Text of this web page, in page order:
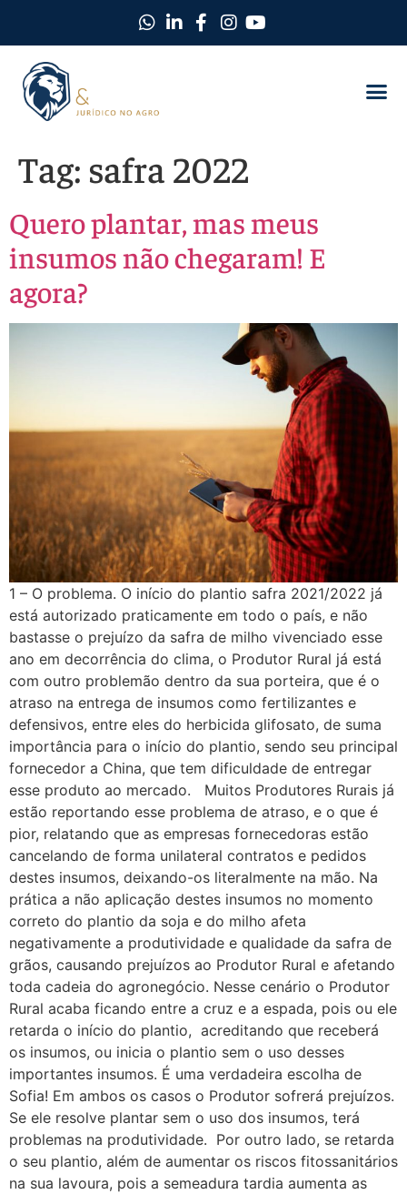
Tag: safra 2022
Quero plantar, mas meus
insumos não chegaram! E
agora?
1 – O problema. O início do plantio safra 2021/2022 já
está autorizado praticamente em todo o país, e não
bastasse o prejuízo da safra de milho vivenciado esse
ano em decorrência do clima, o Produtor Rural já está
com outro problemão dentro da sua porteira, que é o
atraso na entrega de insumos como fertilizantes e
defensivos, entre eles do herbicida glifosato, de suma
importância para o início do plantio, sendo seu principal
fornecedor a China, que tem dificuldade de entregar
esse produto ao mercado. Muitos Produtores Rurais já
estão reportando esse problema de atraso, e o que é
pior, relatando que as empresas fornecedoras estão
cancelando de forma unilateral contratos e pedidos
destes insumos, deixando-os literalmente na mão. Na
prática a não aplicação destes insumos no momento
correto do plantio da soja e do milho afeta
negativamente a produtividade e qualidade da safra de
grãos, causando prejuízos ao Produtor Rural e afetando
toda cadeia do agronegócio. Nesse cenário o Produtor
Rural acaba ficando entre a cruz e a espada, pois ou ele
retarda o início do plantio, acreditando que receberá
os insumos, ou inicia o plantio sem o uso desses
importantes insumos. É uma verdadeira escolha de
Sofia! Em ambos os casos o Produtor sofrerá prejuízos.
Se ele resolve plantar sem o uso dos insumos, terá
problemas na produtividade. Por outro lado, se retarda
o seu plantio, além de aumentar os riscos fitossanitários
na sua lavoura, pois a semeadura tardia aumenta as